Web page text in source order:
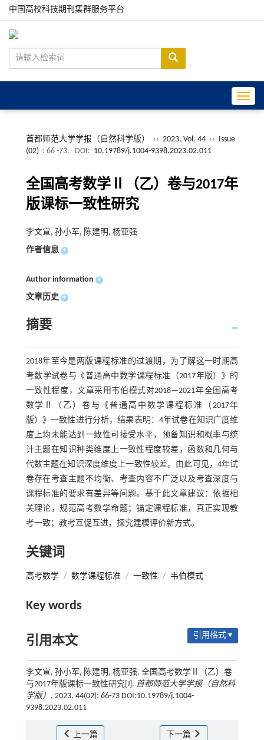
中国高校科技期刊集群服务平台
首都师范大学学报（自然科学版） ›› 2023, Vol. 44 ›› Issue
(02) : 66 -73. DOI: 10.19789/j.1004-9398.2023.02.011
全国高考数学Ⅱ（乙）卷与2017年
版课标一致性研究
李文宣, 孙小军, 陈建明, 杨亚强
作者信息 +
Author information +
文章历史 +
摘要
2018年至今是两版课程标准的过渡期，为了解这一时期高
考数学试卷与《普通高中数学课程标准（2017年版）》的
一致性程度，文章采用韦伯模式对2018—2021年全国高考
数学Ⅱ（乙）卷与《普通高中数学课程标准（2017年
版）》一致性进行分析，结果表明：4年试卷在知识广度维
度上均未能达到一致性可接受水平，预备知识和概率与统
计主题在知识种类维度上一致性程度较差，函数和几何与
代数主题在知识深度维度上一致性较差。由此可见，4年试
卷存在考查主题不均衡、考查内容不广泛以及考查深度与
课程标准的要求有差异等问题。基于此文章建议：依据相
关理论，规范高考数学命题；锚定课程标准，真正实现教
考一致；教考互促互进，探究建模评价新方式。
关键词
高考数学 / 数学课程标准 / 一致性 / 韦伯模式
Key words
引用本文 引用格式 ▾
李文宣, 孙小军, 陈建明, 杨亚强. 全国高考数学Ⅱ（乙）卷
与2017年版课标一致性研究[J]. 首都师范大学学报（自然科
学版） , 2023, 44(02): 66-73 DOI:10.19789/j.1004-
9398.2023.02.011
上一篇 下一篇